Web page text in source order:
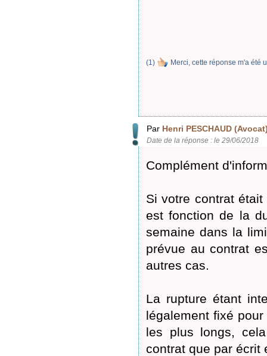
(1) Merci, cette réponse m'a été
Par Henri PESCHAUD
Date de la réponse : le 29/06/2018
Complément
Si votre contrat
est fonction de la
semaine dans la
prévue au contrat
autres cas.
La rupture étant
légalement fixé
les plus longs,
contrat que par écrit